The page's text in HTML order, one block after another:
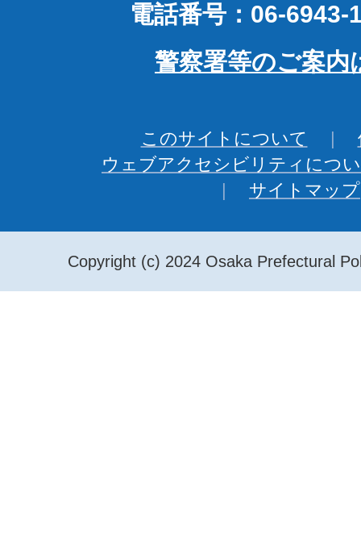
電話番号：06-6943-
警察署等のご案内
このサイトについて
ウェブアクセシビリティにつ
サイトマップ
Copyright (c) 2024 Osaka Prefectural